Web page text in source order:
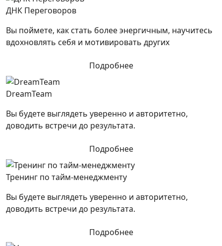
ДНК Переговоров
Вы поймете, как стать более энергичным, научитесь
вдохновлять себя и мотивировать других
Подробнее
DreamTeam
Вы будете выглядеть уверенно и авторитетно,
доводить встречи до результата.
Подробнее
Тренинг по тайм-менеджменту
Вы будете выглядеть уверенно и авторитетно,
доводить встречи до результата.
Подробнее